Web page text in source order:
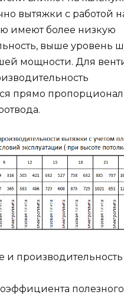
вытяжки с работой
имеют более низкую
выше уровень
мощности. Для
прямо
и производительность
полезного